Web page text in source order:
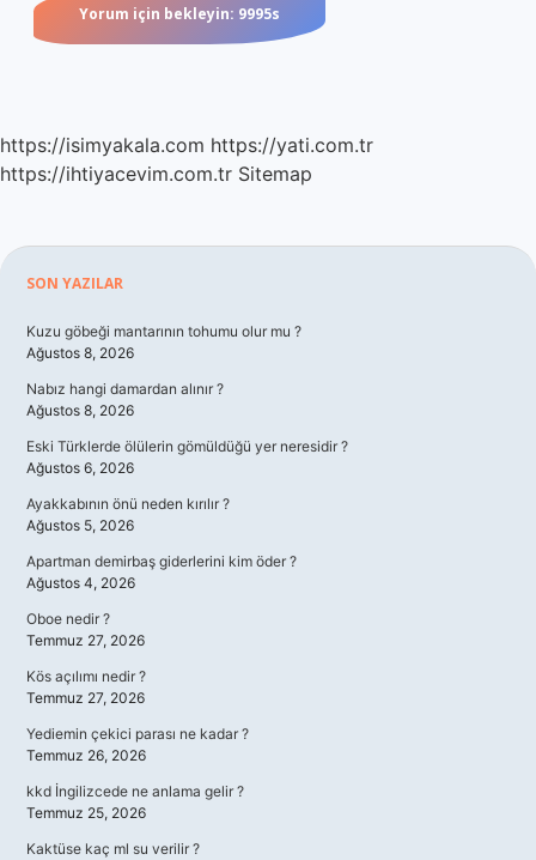
https://isimyakala.com https://yati.com.tr
https://ihtiyacevim.com.tr Sitemap
Sidebar
SON YAZILAR
Kuzu göbeği mantarının tohumu olur mu ?
Ağustos 8, 2026
Nabız hangi damardan alınır ?
Ağustos 8, 2026
Eski Türklerde ölülerin gömüldüğü yer neresidir ?
Ağustos 6, 2026
Ayakkabının önü neden kırılır ?
Ağustos 5, 2026
Apartman demirbaş giderlerini kim öder ?
Ağustos 4, 2026
Oboe nedir ?
Temmuz 27, 2026
Kös açılımı nedir ?
Temmuz 27, 2026
Yediemin çekici parası ne kadar ?
Temmuz 26, 2026
kkd İngilizcede ne anlama gelir ?
Temmuz 25, 2026
Kaktüse kaç ml su verilir ?